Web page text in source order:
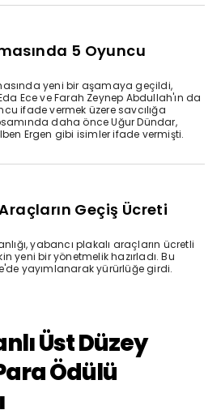
5 Oyuncu
yeni bir aşamaya geçildi,
Ece ve Farah Zeynep Abdullah'ın da
ifade vermek üzere savcılığa
daha önce Uğur Dündar,
Ergen gibi isimler ifade vermişti.
Geçiş Ücreti
yabancı plakalı araçların ücretli
yeni bir yönetmelik hazırladı. Bu
yayımlanarak yürürlüğe girdi.